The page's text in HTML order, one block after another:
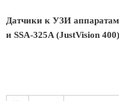
Датчики к УЗИ аппаратам
и SSA-325A (JustVision